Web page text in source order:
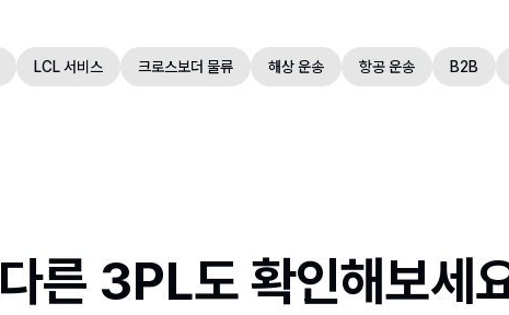
LCL 서비스 크로스보더 물류 해상 운송 항공 운송 B2B
다른 3PL도 확인해보세